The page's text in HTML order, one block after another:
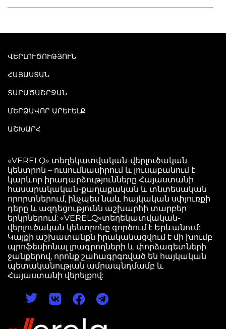
ՎԵՐԼՈՒԾՈՒԹՅՈՒՆ
ՀԱՅԱՍՏԱՆ
ՏԱՐԱԾԱՇՐՋԱՆ
ՄԵՐՁԱՎՈՐ ԱՐԵՒԵԼՔ
ԱՇԽԱՐՀ
«VERELQ» տեղեկատվական-վերլուծական
կենտրոն – ուսումնասիրում և լուսաբանում է
կարևոր իրադարձությունները Հայաստանի
հասարակական-քաղաքական և տնտեսական
որորտներում, ինչպես նաև հայկական սփյուռքի
դերը և ազդեցությունն աշխարհի տարբեր
երկրներում: «VERELQ»տեղեկատվական-
վերլուծական կենտրոնը գործում է Երևանում:
Կայքի աշխատանքն իրականացվում է մի խումբ
պրոֆեսիոնալ լրագրողների և փորձագետների
ջանքերով, որոնք շահագրգռված են հայկական
պետականության ամրապնդմամբ և
Հայաստանի վերելքով: